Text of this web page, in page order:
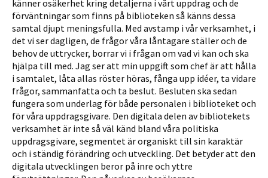
känner osäkerhet kring detaljerna i vårt uppdrag och de
förväntningar som finns på biblioteken så känns dessa
samtal djupt meningsfulla. Med avstamp i vår verksamhet, i
det vi ser dagligen, de frågor våra låntagare ställer och de
behov de uttrycker, borrar vi i frågan om vad vi kan och ska
hjälpa till med. Jag ser att min uppgift som chef är att hålla
i samtalet, låta allas röster höras, fånga upp idéer, ta vidare
frågor, sammanfatta och ta beslut. Besluten ska sedan
fungera som underlag för både personalen i biblioteket och
för våra uppdragsgivare. Den digitala delen av bibliotekets
verksamhet är inte så väl känd bland våra politiska
uppdragsgivare, segmentet är organiskt till sin karaktär
och i ständig förändring och utveckling. Det betyder att den
digitala utvecklingen beror på inre och yttre